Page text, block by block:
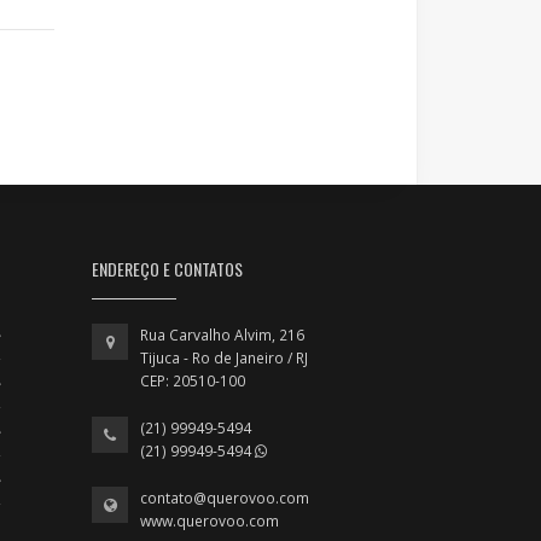
ENDEREÇO E CONTATOS
Rua Carvalho Alvim, 216
Tijuca - Ro de Janeiro / RJ
CEP: 20510-100
(21) 99949-5494
(21) 99949-5494
contato@querovoo.com
www.querovoo.com